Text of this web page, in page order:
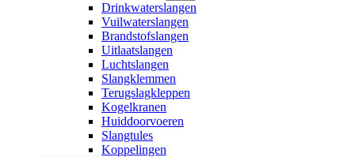
Drinkwaterslangen
Vuilwaterslangen
Brandstofslangen
Uitlaatslangen
Luchtslangen
Slangklemmen
Terugslagkleppen
Kogelkranen
Huiddoorvoeren
Slangtules
Koppelingen